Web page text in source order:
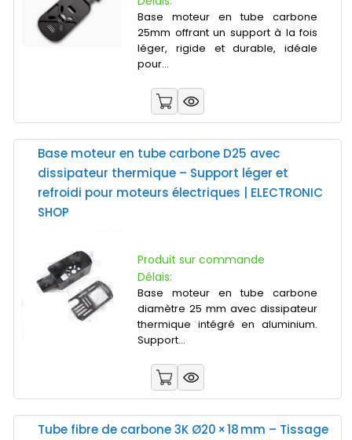
Base moteur en tube carbone
25mm offrant un support à la fois
léger, rigide et durable, idéale
pour...
Base moteur en tube carbone D25 avec
dissipateur thermique – Support léger et
refroidi pour moteurs électriques | ELECTRONIC
SHOP
Produit sur commande
Délais:
Base moteur en tube carbone
diamètre 25 mm avec dissipateur
thermique intégré en aluminium.
Support...
Tube fibre de carbone 3K Ø20 × 18 mm – Tissage